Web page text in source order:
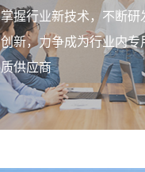
掌握行业新技术，不断研
创新，力争成为行业内专
质供应商